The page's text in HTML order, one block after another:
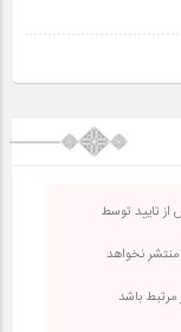
تایید توسط
منتشر نخواهد
مرتبط باشد